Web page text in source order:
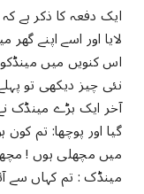
ایک دفعہ کا ذکر ہے
لایا اور اسے اپنے
اس کنویں میں
نئی چیز دیکھی تو
آخر ایک بڑے مینڈک
گیا اور پوچھا: تم کون
میں مچھلیہوں!
مینڈک : تم کہاں سے